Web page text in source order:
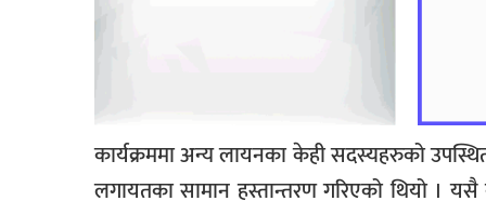
कार्यक्रममा अन्य लायनका केही सदस्यहरुको
लगायतका सामान हस्तान्तरण गरिएको थियो ।